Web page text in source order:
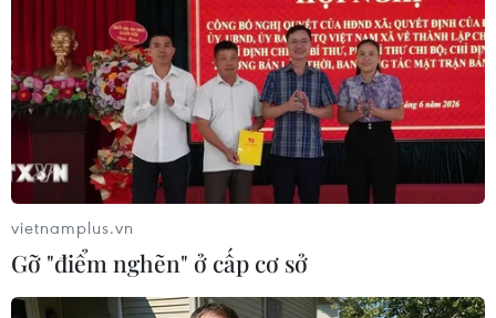
vietnamplus.vn
Gỡ "điểm nghẽn" ở cấp cơ sở